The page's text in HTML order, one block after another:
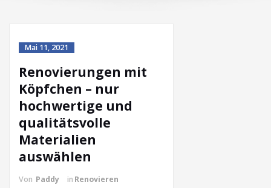
Mai 11, 2021
Renovierungen mit
Köpfchen – nur
hochwertige und
qualitätsvolle
Materialien
auswählen
Von Paddy in Renovieren